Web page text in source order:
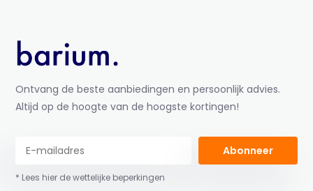
Ontvang de beste aanbiedingen en persoonlijk advies.
Altijd op de hoogte van de hoogste kortingen!
Abonneer
* Lees hier de wettelijke beperkingen